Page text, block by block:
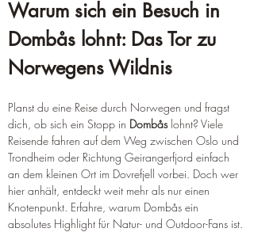
Warum sich ein Besuch in
Dombås lohnt: Das Tor zu
Norwegens Wildnis
Planst du eine Reise durch Norwegen und fragst
dich, ob sich ein Stopp in Dombås lohnt? Viele
Reisende fahren auf dem Weg zwischen Oslo und
Trondheim oder Richtung Geirangerfjord einfach
an dem kleinen Ort im Dovrefjell vorbei. Doch wer
hier anhält, entdeckt weit mehr als nur einen
Knotenpunkt. Erfahre, warum Dombås ein
absolutes Highlight für Natur- und Outdoor-Fans ist.